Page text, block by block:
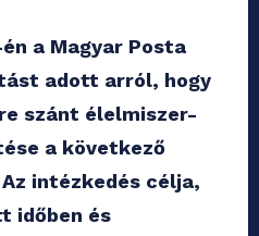
a Magyar Posta
adott arról, hogy
szánt élelmiszer-
a következő
intézkedés célja,
időben és